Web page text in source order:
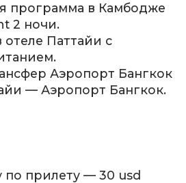
программа в Камбодже
2 ночи.
Паттайи с
Аэропорт Бангкок
— Аэропорт Бангкок.
по прилету — 30 usd